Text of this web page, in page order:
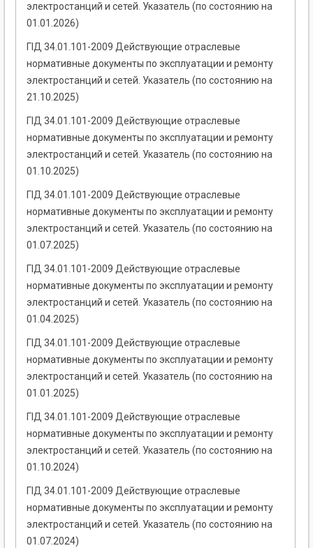
электростанций и сетей. Указатель (по состоянию на
01.01.2026)
ГІД 34.01.101-2009 Действующие отраслевые
нормативные документы по эксплуатации и ремонту
электростанций и сетей. Указатель (по состоянию на
21.10.2025)
ГІД 34.01.101-2009 Действующие отраслевые
нормативные документы по эксплуатации и ремонту
электростанций и сетей. Указатель (по состоянию на
01.10.2025)
ГІД 34.01.101-2009 Действующие отраслевые
нормативные документы по эксплуатации и ремонту
электростанций и сетей. Указатель (по состоянию на
01.07.2025)
ГІД 34.01.101-2009 Действующие отраслевые
нормативные документы по эксплуатации и ремонту
электростанций и сетей. Указатель (по состоянию на
01.04.2025)
ГІД 34.01.101-2009 Действующие отраслевые
нормативные документы по эксплуатации и ремонту
электростанций и сетей. Указатель (по состоянию на
01.01.2025)
ГІД 34.01.101-2009 Действующие отраслевые
нормативные документы по эксплуатации и ремонту
электростанций и сетей. Указатель (по состоянию на
01.10.2024)
ГІД 34.01.101-2009 Действующие отраслевые
нормативные документы по эксплуатации и ремонту
электростанций и сетей. Указатель (по состоянию на
01.07.2024)